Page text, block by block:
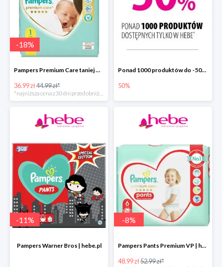
-18%
Pampers Premium Care taniej w hebe.pl
36.99 zł44.99 zł*
*najniższa cena z 30 dni przed obniżką
Ponad 1000 produktów do -50% taniej
50%
-11%
Pampers Warner Bros | hebe.pl
-8%
Pampers Pants Premium VP | hebe.pl
48.99 zł52.99 zł*